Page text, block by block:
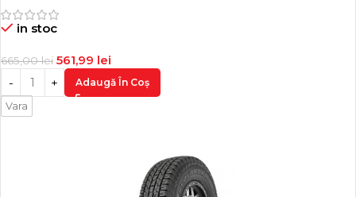
in stoc
665,00lei 561,99 lei
Adaugă În Coș
Vara